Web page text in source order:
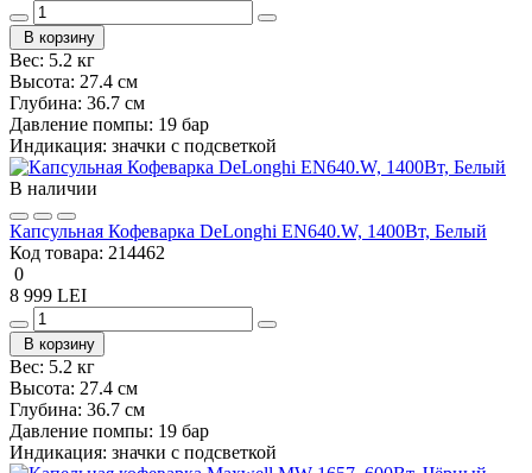
В корзину
Вес: 5.2 кг
Высота: 27.4 см
Глубина: 36.7 см
Давление помпы: 19 бар
Индикация: значки с подсветкой
В наличии
Капсульная Кофеварка DeLonghi EN640.W, 1400Вт, Белый
Код товара: 214462
0
8 999 LEI
В корзину
Вес: 5.2 кг
Высота: 27.4 см
Глубина: 36.7 см
Давление помпы: 19 бар
Индикация: значки с подсветкой